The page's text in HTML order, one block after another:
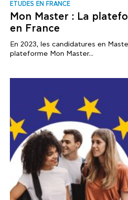
ΕTUDES EN FRANCE
Mon Master : La
en France
En 2023, les candidatures en
plateforme Mon Master...